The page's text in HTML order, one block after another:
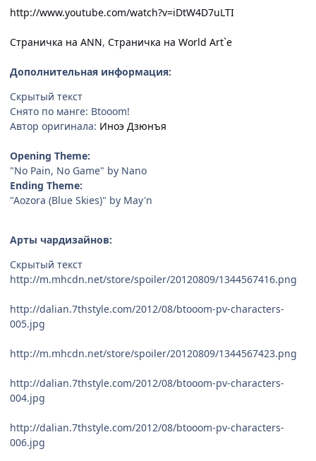
http://www.youtube.com/watch?v=iDtW4D7uLTI
Страничка на ANN, Страничка на World Art`e
Дополнительная информация:
Скрытый текст
Снято по манге: Btooom!
Автор оригинала: Иноэ Дзюнъя
Opening Theme:
"No Pain, No Game" by Nano
Ending Theme:
"Aozora (Blue Skies)" by May'n
Арты чардизайнов:
Скрытый текст
http://m.mhcdn.net/store/spoiler/20120809/1344567416.png
http://dalian.7thstyle.com/2012/08/btooom-pv-characters-
005.jpg
http://m.mhcdn.net/store/spoiler/20120809/1344567423.png
http://dalian.7thstyle.com/2012/08/btooom-pv-characters-
004.jpg
http://dalian.7thstyle.com/2012/08/btooom-pv-characters-
006.jpg